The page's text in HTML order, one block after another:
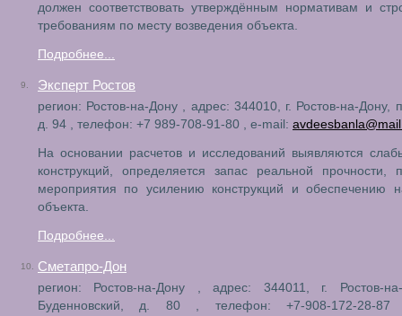
должен соответствовать утверждённым нормативам и
требованиям по месту возведения объекта.
Подробнее...
9. Эксперт Ростов
регион: Ростов-на-Дону , адрес: 344010, г. Ростов-на-Дону,
д. 94 , телефон: +7 989-708-91-80 , e-mail:
На основании расчетов и исследований выявляются
конструкций, определяется запас реальной прочности,
мероприятия по усилению конструкций и обеспечению
объекта.
Подробнее...
10. Сметапро-Дон
регион: Ростов-на-Дону , адрес: 344011, г. Ростов-
Буденновский, д. 80 , телефон: +7-908-172-28-